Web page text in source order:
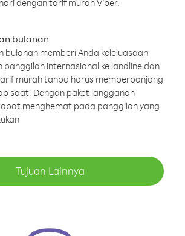
dengan tarif murah Viber.
bulanan
bulanan memberi Anda keleluasaan
panggilan internasional ke landline dan
murah tanpa harus memperpanjang
saat. Dengan paket langganan
menghemat pada panggilan yang
Tujuan Lainnya